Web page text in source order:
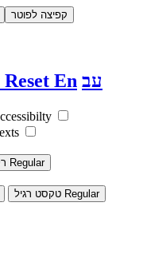
קפיצה לפוטר
Reset En עב
Regular
Regular